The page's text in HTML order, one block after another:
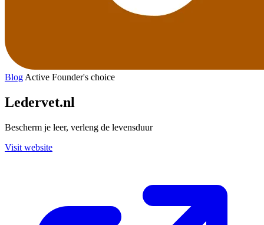
Blog Active Founder's choice
Ledervet.nl
Bescherm je leer, verleng de levensduur
Visit website